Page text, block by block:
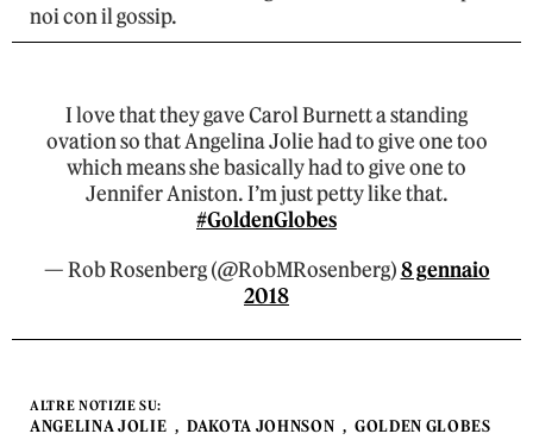
noi con il gossip.
I love that they gave Carol Burnett a standing
ovation so that Angelina Jolie had to give one too
which means she basically had to give one to
Jennifer Aniston. I’m just petty like that.
#GoldenGlobes
— Rob Rosenberg (@RobMRosenberg)8 gennaio
2018
ALTRE NOTIZIE SU:
ANGELINA JOLIE DAKOTA JOHNSON GOLDEN GLOBES